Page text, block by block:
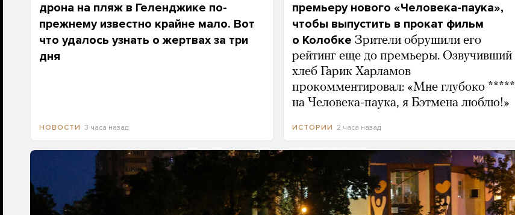
дрона на пляж в Геленджике по-
прежнему известно крайне мало. Вот
что удалось узнать о жертвах за три
дня
НОВОСТИ 3 часа назад
премьеру нового «Человека-паука»,
чтобы выпустить в прокат фильм
о Колобке Зрители обрушили его
рейтинг еще до премьеры. Озвучивший
хлеб Гарик Харламов
прокомментировал: «Мне глубоко *****
на Человека-паука, я Бэтмена люблю!»
ИСТОРИИ 2 часа назад